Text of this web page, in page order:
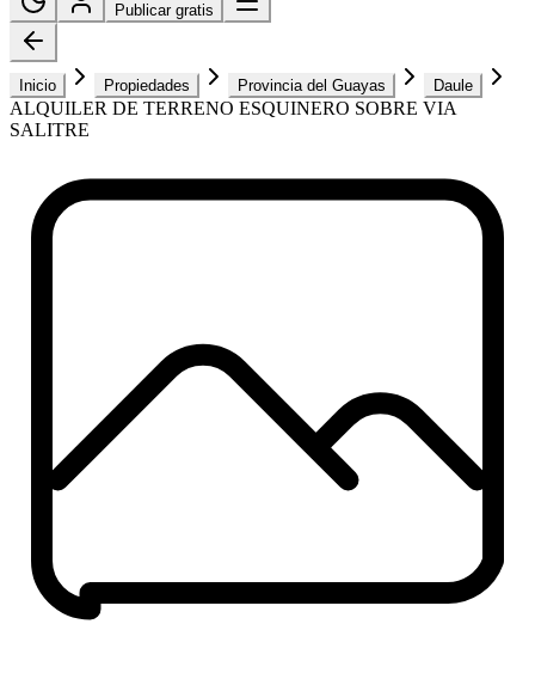
Publicar gratis
Inicio Propiedades Provincia del Guayas Daule
ALQUILER DE TERRENO ESQUINERO SOBRE VIA
SALITRE